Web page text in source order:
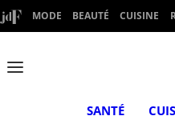
MODE BEAUTÉ CUISINE
SANTÉ